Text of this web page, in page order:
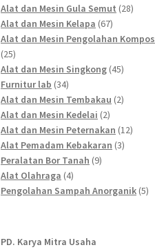
products
Alat dan Mesin Gula Semut 2828
Alat dan Mesin Kelapa 6767
products
Alat dan Mesin Pengolahan Kompos
2525
products
Alat dan Mesin Singkong 4545
Furnitur lab 3434
products
Alat dan Mesin Tembakau 22
Alat dan Mesin Kedelai 22
products
Alat dan Mesin Peternakan 1212
Alat Pemadam Kebakaran 33
Peralatan Bor Tanah 99
Alat Olahraga 44
products
Pengolahan Sampah Anorganik 55
PD. Karya Mitra Usaha